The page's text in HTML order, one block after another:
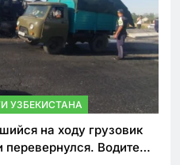
УЗБЕКИСТАНА
на ходу грузовик
Водитель